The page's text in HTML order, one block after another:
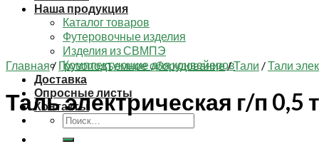
Наша продукция
Каталог товаров
Футеровочные изделия
Изделия из СВМПЭ
Комплектующие для конвейеров
Доставка
Опросные листы
Контакты
Искать:
Главная / Грузоподъемное оборудование/Тали /Тали
Таль электрическая г/п